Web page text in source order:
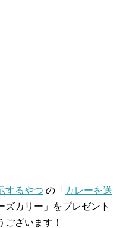
するやつ の「 カレーを送
ズカリー」をプレゼント
ございます！